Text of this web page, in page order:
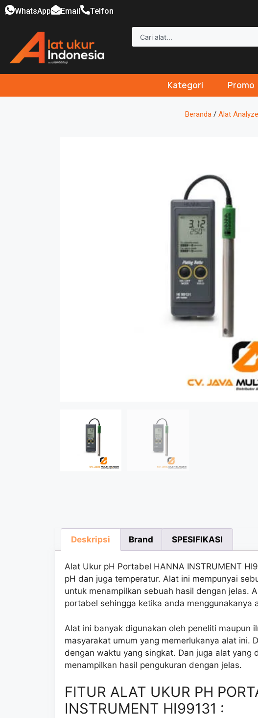
WhatsApp Email Telfon
Kategori Promo
Beranda / Alat
Deskripsi Brand SPESIFIKASI
Alat Ukur pH Portabel HANNA INSTRUMENT
pH dan juga temperatur. Alat ini mempunyai
untuk menampilkan sebuah hasil dengan jelas.
portabel sehingga ketika anda menggunakanya
Alat ini banyak digunakan oleh peneliti maupun
masyarakat umum yang memerlukanya alat ini.
dengan waktu yang singkat. Dan juga alat yang
menampilkan hasil pengukuran dengan jelas.
FITUR ALAT UKUR PH
INSTRUMENT HI99131 :